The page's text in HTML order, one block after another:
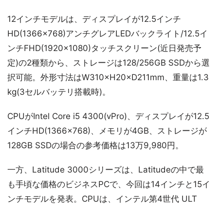
12インチモデルは、ディスプレイが12.5インチ
HD(1366×768)アンチグレアLEDバックライト/12.5イ
ンチFHD(1920×1080)タッチスクリーン(近日発売予
定)の2種類から、ストレージは128/256GB SSDから選
択可能。外形寸法はW310×H20×D211mm、重量は1.3
kg(3セルバッテリ搭載時)。
CPUがIntel Core i5 4300(vPro)、ディスプレイが12.5
インチHD(1366×768)、メモリが4GB、ストレージが
128GB SSDの場合の参考価格は13万9,980円。
一方、Latitude 3000シリーズは、Latitudeの中で最
も手頃な価格のビジネスPCで、今回は14インチと15イ
ンチモデルを発表。CPUは、インテル第4世代 ULT